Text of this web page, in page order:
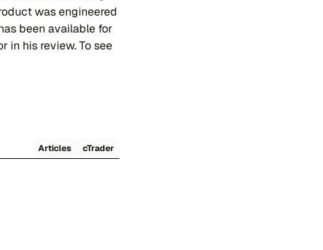
was engineered
been available for
in his review. To see
Articles cTrader